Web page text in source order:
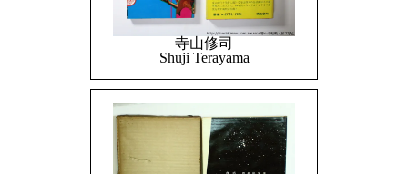
寺山修司
Shuji Terayama